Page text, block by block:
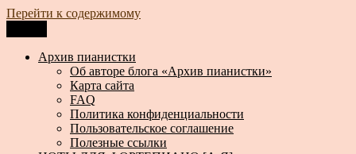
Перейти к содержимому
Архив пианистки
Всё для пианистов: ноты, книги, музыка, статьи…
Архив пианистки
Об авторе блога «Архив пианистки»
Карта сайта
FAQ
Политика конфиденциальности
Пользовательское соглашение
Полезные ссылки